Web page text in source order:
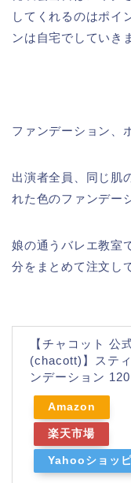
してくれるのはポイ
ンは自宅でしていき
ファンデーション、
出演者全員、同じ肌
れた色のファンデー
娘の通うバレエ教室
分をまとめて注文し
【チャコット 公
(chacott)】ステ
ンデーション 120
Amazon
楽天市場
Yahooショッ